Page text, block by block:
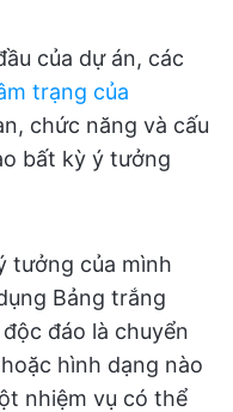
của dự án, các
trạng của
chức năng và cấu
bất kỳ ý tưởng
tưởng của mình
Bảng trắng
đáo là chuyển
hình dạng nào
nhiệm vụ có thể